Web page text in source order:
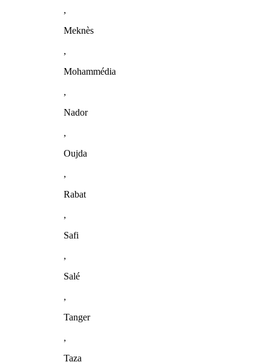
,
Meknès
,
Mohammédia
,
Nador
,
Oujda
,
Rabat
,
Safi
,
Salé
,
Tanger
,
Taza